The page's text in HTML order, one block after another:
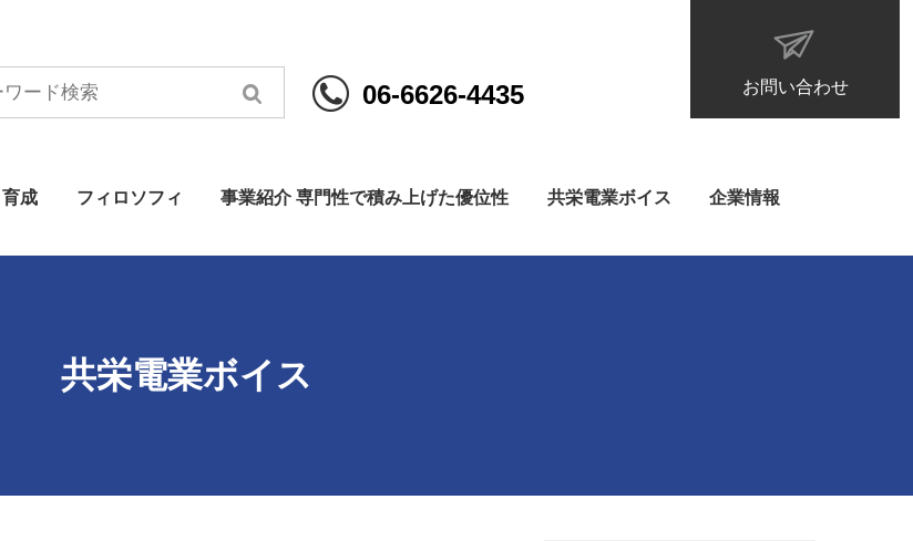
06-6626-4435 お問い合わせ
成 フィロソフィ 事業紹介 専門性で積み上げた優位性 共栄電業ボイス 企業情報
共栄電業ボイス